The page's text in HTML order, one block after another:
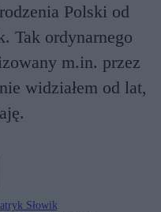
Polski od
Tak ordynarnego
m.in. przez
widziałem od lat,
Słowik